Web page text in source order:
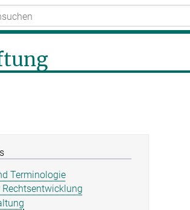
Terminologie
Rechtsentwicklung